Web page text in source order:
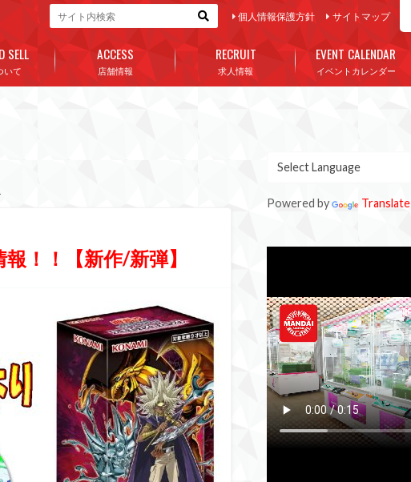
個人情報保護方針 サイトマップ
いて
SELL
店舗情報
ACCESS
求人情報
RECRUIT
イベントカレンダー
EVENT CALENDAR
！！【新作/新弾】
Powered by Translate